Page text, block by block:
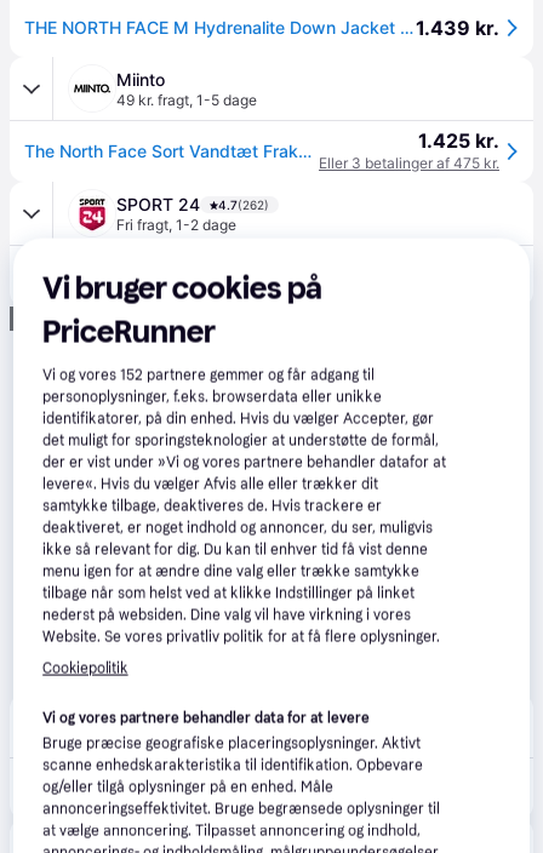
THE NORTH FACE M Hydrenalite Down Jacket | Black | M1.439 kr.
Miinto
49 kr. fragt, 1-5 dage
The North Face Sort Vandtæt Frakke med Logobroderi - Træning - Herre - Sort - 2XL - Nylon 1.425 kr.
Eller 3 betalinger af 475 kr.
SPORT 24 4.7(262)
Fri fragt, 1-2 dage
The North Face Hydrenalite Dunjakke Herre
Eller 3 betalinger af 633 kr.
Annonce
asos
Fri fragt,5-10 dage
The North Face - Hydrenalite - Sort dynejakke - M 1.799 kr.
Eller 3 betalinger af 600 kr.
ABOUT YOU
Vi bruger cookies på
PriceRunner
Vi og vores152 partnere gemmer og får adgang til
personoplysninger, f.eks. browserdata eller unikke
identifikatorer, på din enhed. Hvis du vælger Accepter, gør
det muligt for sporingsteknologier at understøtte de formål,
der er vist under »Vi og vores partnere behandler datafor at
levere«. Hvis du vælger Afvis alle eller trækker dit
samtykke tilbage, deaktiveres de. Hvis trackere er
deaktiveret, er noget indhold og annoncer, du ser, muligvis
ikke så relevant for dig. Du kan til enhver tid få vist denne
menu igen for at ændre dine valg eller trække samtykke
tilbage når som helst ved at klikke Indstillinger på linket
nederst på websiden. Dine valg vil have virkning i vores
Website. Se vores privatliv politik for at få flere oplysninger.
Cookiepolitik
Vi og vores partnere behandler data for at levere
Bruge præcise geografiske placeringsoplysninger. Aktivt
scanne enhedskarakteristika til identifikation. Opbevare
og/eller tilgå oplysninger på en enhed. Måle
annonceringseffektivitet. Bruge begrænsede oplysninger til
at vælge annoncering. Tilpasset annoncering og indhold,